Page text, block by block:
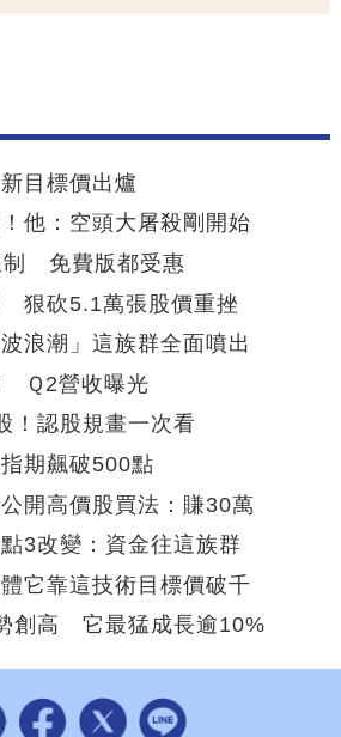
目標價出爐
他：空頭大屠殺剛開始
制 免費版都受惠
狠砍5.1萬張股價重挫
浪潮」這族群全面噴出
Ｑ2營收曝光
！認股規畫一次看
期飆破500點
開高價股買法：賺30萬
3改變：資金往這族群
它靠這技術目標價破千
創高 它最猛成長逾10%